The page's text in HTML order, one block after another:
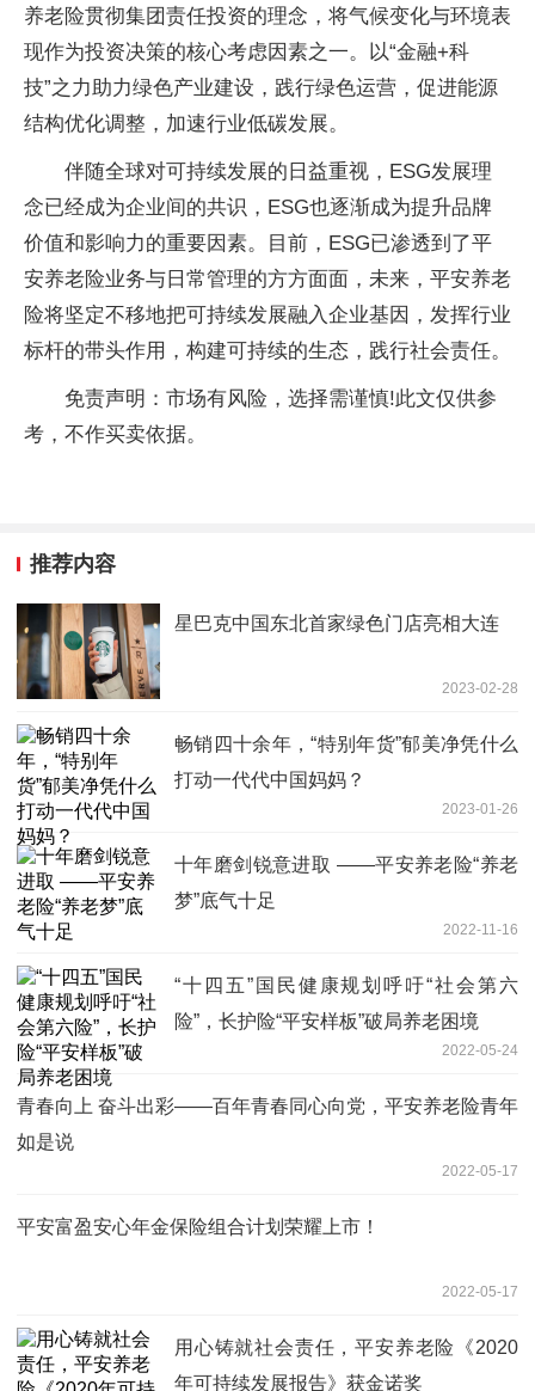
养老险贯彻集团责任投资的理念，将气候变化与环境表
现作为投资决策的核心考虑因素之一。以“金融+科
技”之力助力绿色产业建设，践行绿色运营，促进能源
结构优化调整，加速行业低碳发展。
伴随全球对可持续发展的日益重视，ESG发展理
念已经成为企业间的共识，ESG也逐渐成为提升品牌
价值和影响力的重要因素。目前，ESG已渗透到了平
安养老险业务与日常管理的方方面面，未来，平安养老
险将坚定不移地把可持续发展融入企业基因，发挥行业
标杆的带头作用，构建可持续的生态，践行社会责任。
免责声明：市场有风险，选择需谨慎!此文仅供参
考，不作买卖依据。
推荐内容
星巴克中国东北首家绿色门店亮相大连
2023-02-28
畅销四十余年，“特别年货”郁美净凭什么
打动一代代中国妈妈？
2023-01-26
十年磨剑锐意进取 ——平安养老险“养老
梦”底气十足
2022-11-16
“十四五”国民健康规划呼吁“社会第六
险”，长护险“平安样板”破局养老困境
2022-05-24
青春向上 奋斗出彩——百年青春同心向党，平安养老险青年
如是说
2022-05-17
平安富盈安心年金保险组合计划荣耀上市！
2022-05-17
用心铸就社会责任，平安养老险《2020
年可持续发展报告》获金诺奖